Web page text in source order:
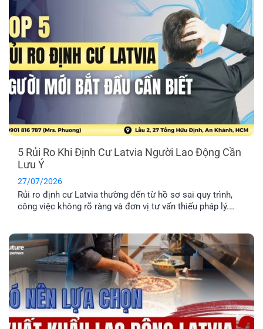
5 Rủi Ro Khi Định Cư Latvia Người Lao Động Cần
Lưu Ý
27/07/2026
Rủi ro định cư Latvia thường đến từ hồ sơ sai quy trình,
công việc không rõ ràng và đơn vị tư vấn thiếu pháp lý.